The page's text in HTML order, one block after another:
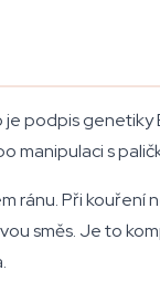
je podpis genetiky
manipulaci s
ránu. Při kouření
směs. Je to